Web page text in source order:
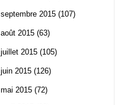
septembre 2015 (107)
août 2015 (63)
juillet 2015 (105)
juin 2015 (126)
mai 2015 (72)